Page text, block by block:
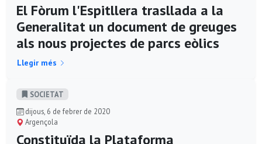
El Fòrum l'Espitllera trasllada a la
Generalitat un document de greuges
als nous projectes de parcs eòlics
Llegir més
SOCIETAT
dijous, 6 de febrer de 2020
Argençola
Constituïda la Plataforma